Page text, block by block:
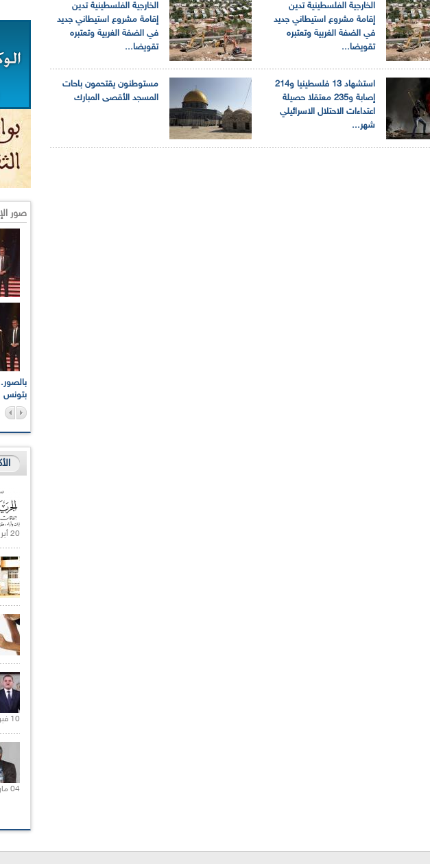
الخارجية الفلسطينية تدين
إقامة مشروع استيطاني جديد
في الضفة الغربية وتعتبره
تقويضا...
الخارجية الفلسطينية تدين
إقامة مشروع استيطاني جديد
في الضفة الغربية وتعتبره
تقويضا...
مستوطنون يقتحمون باحات
المسجد الأقصى المبارك
استشهاد 13 فلسطينيا و214
إصابة و235 معتقلا حصيلة
اعتداءات الاحتلال الاسرائيلي
شهر...
صور
بتونس
20 أبريل 2021 |
10 فبراير 2021 |
04 مارس 2020 |